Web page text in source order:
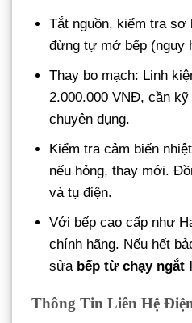
Tắt nguồn, kiểm tra sơ
đừng tự mở bếp (nguy
Thay bo mạch: Linh
2.000.000 VNĐ, cần
chuyên dụng.
Kiểm tra cảm biến
nếu hỏng, thay mới.
và tụ điện.
Với bếp cao cấp như
chính hãng. Nếu hết
sửa bếp từ chạy ngắt
Thông Tin Liên Hệ